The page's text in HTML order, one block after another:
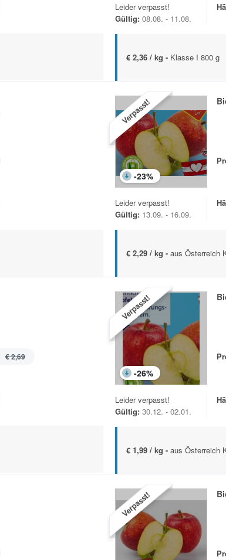
Leider verpasst!
Gültig: 08.08. - 11.08.
€ 2,36 / kg - Klasse I 800 g
Verpasst!
-23%
Leider verpasst!
Gültig: 13.09. - 16.09.
€ 2,29 / kg - aus Österreich
€ 2,69
Verpasst!
-26%
Leider verpasst!
Gültig: 30.12. - 02.01.
€ 1,99 / kg - aus Österreich
Verpasst!